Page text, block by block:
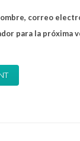
correo
para la próxima